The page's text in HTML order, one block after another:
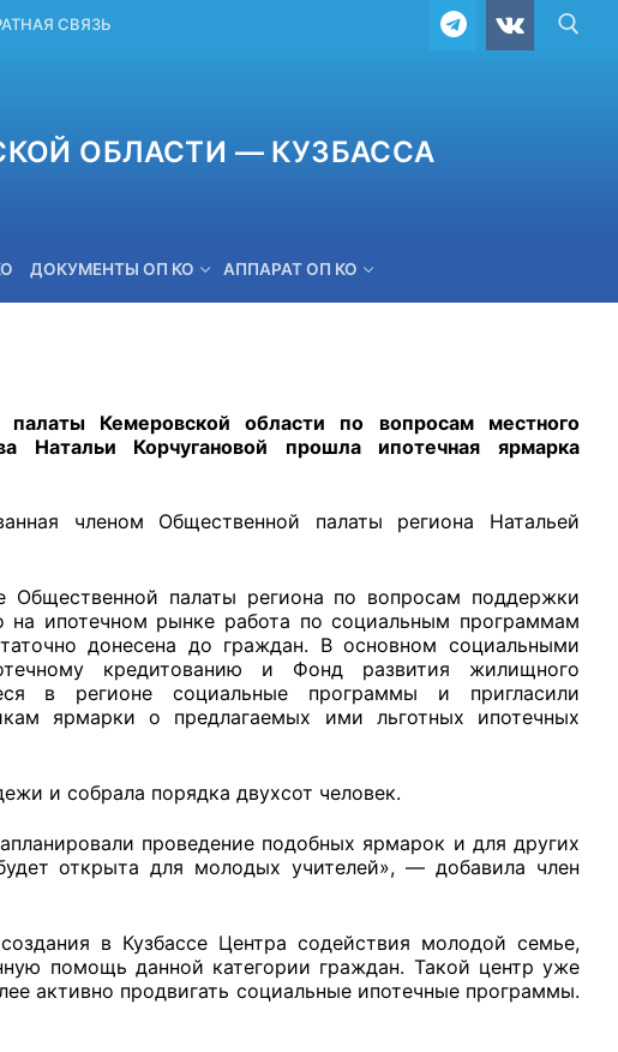
СВЯЗЬ
ОБЛАСТИ — КУЗБАССА
ДОКУМЕНТЫ ОП КО АППАРАТ ОП КО
ОБРАТНАЯ СВЯЗЬ
органов
Кемеровской области по вопросам местного
Натальи Корчугановой прошла ипотечная ярмарка
членом Общественной палаты региона Натальей
палаты региона по вопросам поддержки
ипотечном рынке работа по социальным программам
донесена до граждан. В основном социальными
кредитованию и Фонд развития жилищного
в регионе социальные программы и пригласили
ярмарки о предлагаемых ими льготных ипотечных
и собрала порядка двухсот человек.
проведение подобных ярмарок и для других
открыта для молодых учителей», — добавила член
в Кузбассе Центра содействия молодой семье,
помощь данной категории граждан. Такой центр уже
активно продвигать социальные ипотечные программы.